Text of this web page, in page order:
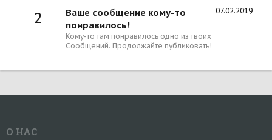
2 07.02.2019
Ваше сообщение кому-то
понравилось!
Кому-то там понравилось одно из твоих
Сообщений. Продолжайте публиковать!
О НАС